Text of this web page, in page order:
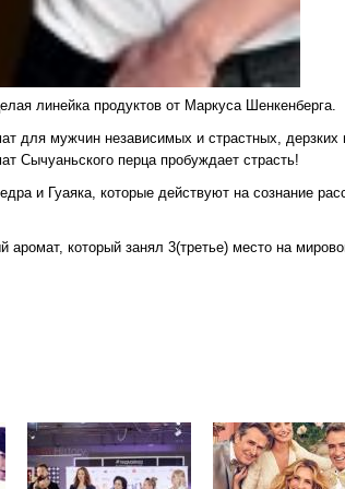
линейка продуктов от Маркуса Шенкенберга.
для мужчин независимых и страстных,
Сычуаньского перца пробуждает страсть!
и Гуаяка, которые действуют на сознание
который занял 3(третье) место на